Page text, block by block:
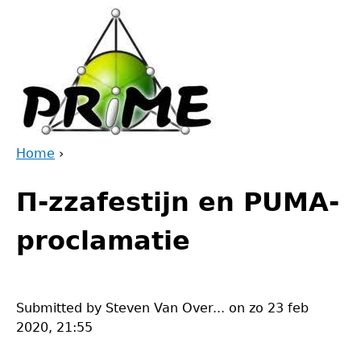
are
here
Home ›
to
top
Π-zzafestijn en PUMA-
proclamatie
Submitted by Steven Van Over... on zo 23 feb
2020, 21:55